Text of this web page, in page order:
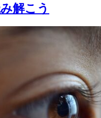
解こう